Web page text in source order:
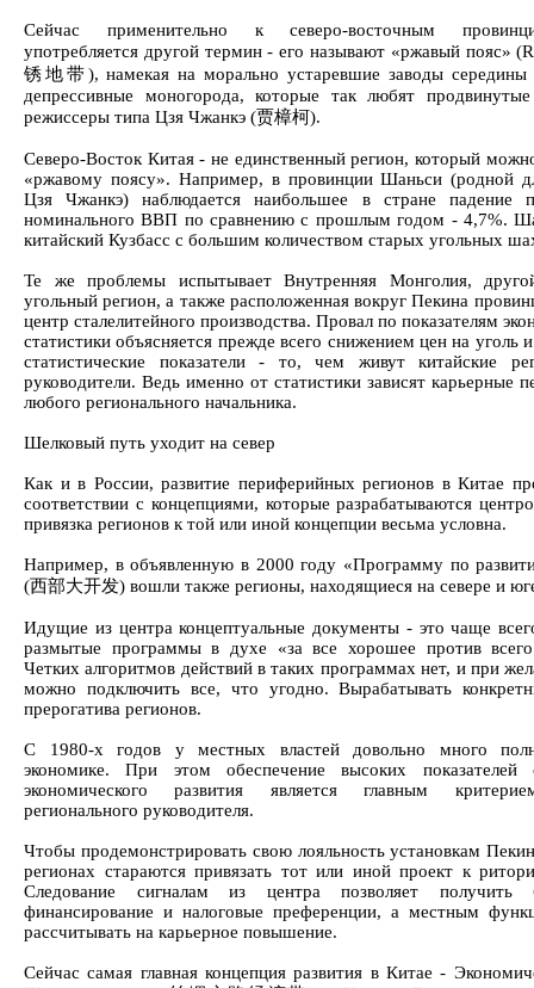
Сейчас применительно к северо-восточным
употребляется другой термин - его называют «ржавый пояс»
锈地带), намекая на морально устаревшие заводы
депрессивные моногорода, которые так любят продвинутые
режиссеры типа Цзя Чжанкэ (贾樟柯).
Северо-Восток Китая - не единственный регион, который
«ржавому поясу». Например, в провинции Шаньси (родной
Цзя Чжанкэ) наблюдается наибольшее в стране падение
номинального ВВП по сравнению с прошлым годом - 4,7%.
китайский Кузбасс с большим количеством старых угольных
Те же проблемы испытывает Внутренняя Монголия,
угольный регион, а также расположенная вокруг Пекина
центр сталелитейного производства. Провал по показателям
статистики объясняется прежде всего снижением цен на уголь
статистические показатели - то, чем живут китайские
руководители. Ведь именно от статистики зависят карьерные
любого регионального начальника.
Шелковый путь уходит на север
Как и в России, развитие периферийных регионов в Китае
соответствии с концепциями, которые разрабатываются
привязка регионов к той или иной концепции весьма условна.
Например, в объявленную в 2000 году «Программу по
(西部大开发) вошли также регионы, находящиеся на севере и
Идущие из центра концептуальные документы - это чаще
размытые программы в духе «за все хорошее против всего
Четких алгоритмов действий в таких программах нет, и при
можно подключить все, что угодно. Вырабатывать
прерогатива регионов.
С 1980-х годов у местных властей довольно много
экономике. При этом обеспечение высоких показателей
экономического развития является главным
регионального руководителя.
Чтобы продемонстрировать свою лояльность установкам
регионах стараются привязать тот или иной проект к
Следование сигналам из центра позволяет получить
финансирование и налоговые преференции, а местным
рассчитывать на карьерное повышение.
Сейчас самая главная концепция развития в Китае -